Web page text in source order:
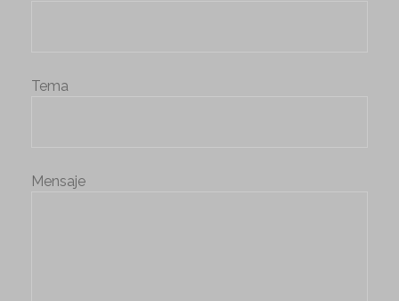
Tema
Mensaje